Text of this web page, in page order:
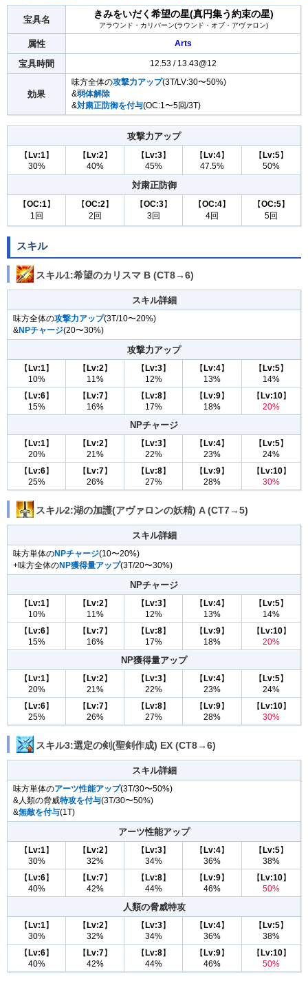
宝具名
きみをいだく希望の星(真円集う約束の星)
アラウンド・カリバーン(ラウンド・オブ・アヴァロン)
属性 Arts
宝具時間 12.53 / 13.43@12
効果
味方全体の攻撃力アップ(3T/LV:30〜50%)
&弱体解除
&対粛正防御を付与(OC:1〜5回/3T)
攻撃力アップ
【 Lv:1】
30%
【 Lv:2】
40%
【 Lv:3】
45%
【 Lv:4】
47.5%
【 Lv:5】
50%
対粛正防御
【OC:1】
1回
【OC:2】
2回
【OC:3】
3回
【OC:4】
4回
【OC:5】
5回
スキル
スキル1:希望のカリスマ B (CT8→6)
スキル詳細
味方全体の攻撃力アップ(3T/10〜20%)
&NPチャージ(20〜30%)
攻撃力アップ
【Lv:1】
10%
【Lv:2】
11%
【Lv:3】
12%
【Lv:4】
13%
【Lv:5】
14%
【Lv:6】
15%
【Lv:7】
16%
【Lv:8】
17%
【Lv:9】
18%
【Lv:10】
20%
NPチャージ
【Lv:1】
20%
【Lv:2】
21%
【Lv:3】
22%
【Lv:4】
23%
【Lv:5】
24%
【Lv:6】
25%
【Lv:7】
26%
【Lv:8】
27%
【Lv:9】
28%
【Lv:10】
30%
スキル2:湖の加護(アヴァロンの妖精) A (CT7→5)
スキル詳細
味方単体のNPチャージ(10〜20%)
+味方全体のNP獲得量アップ(3T/20〜30%)
NPチャージ
【Lv:1】
10%
【Lv:2】
11%
【Lv:3】
12%
【Lv:4】
13%
【Lv:5】
14%
【Lv:6】
15%
【Lv:7】
16%
【Lv:8】
17%
【Lv:9】
18%
【Lv:10】
20%
NP獲得量アップ
【Lv:1】
20%
【Lv:2】
21%
【Lv:3】
22%
【Lv:4】
23%
【Lv:5】
24%
【Lv:6】
25%
【Lv:7】
26%
【Lv:8】
27%
【Lv:9】
28%
【Lv:10】
30%
スキル3:選定の剣(聖剣作成) EX (CT8→6)
スキル詳細
味方単体のアーツ性能アップ(3T/30〜50%)
&人類の脅威特攻を付与(3T/30〜50%)
&無敵を付与(1T)
アーツ性能アップ
【Lv:1】
30%
【Lv:2】
32%
【Lv:3】
34%
【Lv:4】
36%
【Lv:5】
38%
【Lv:6】
40%
【Lv:7】
42%
【Lv:8】
44%
【Lv:9】
46%
【Lv:10】
50%
人類の脅威特攻
【Lv:1】
30%
【Lv:2】
32%
【Lv:3】
34%
【Lv:4】
36%
【Lv:5】
38%
【Lv:6】
40%
【Lv:7】
42%
【Lv:8】
44%
【Lv:9】
46%
【Lv:10】
50%